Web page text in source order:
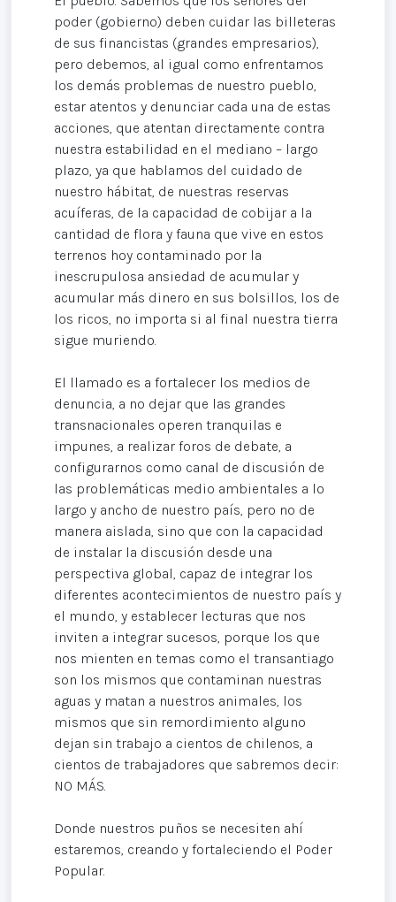
poder (gobierno) deben cuidar las billeteras
de sus financistas (grandes empresarios),
pero debemos, al igual como enfrentamos
los demás problemas de nuestro pueblo,
estar atentos y denunciar cada una de estas
acciones, que atentan directamente contra
nuestra estabilidad en el mediano – largo
plazo, ya que hablamos del cuidado de
nuestro hábitat, de nuestras reservas
acuíferas, de la capacidad de cobijar a la
cantidad de flora y fauna que vive en estos
terrenos hoy contaminado por la
inescrupulosa ansiedad de acumular y
acumular más dinero en sus bolsillos, los de
los ricos, no importa si al final nuestra tierra
sigue muriendo.
El llamado es a fortalecer los medios de
denuncia, a no dejar que las grandes
transnacionales operen tranquilas e
impunes, a realizar foros de debate, a
configurarnos como canal de discusión de
las problemáticas medio ambientales a lo
largo y ancho de nuestro país, pero no de
manera aislada, sino que con la capacidad
de instalar la discusión desde una
perspectiva global, capaz de integrar los
diferentes acontecimientos de nuestro país y
el mundo, y establecer lecturas que nos
inviten a integrar sucesos, porque los que
nos mienten en temas como el transantiago
son los mismos que contaminan nuestras
aguas y matan a nuestros animales, los
mismos que sin remordimiento alguno
dejan sin trabajo a cientos de chilenos, a
cientos de trabajadores que sabremos decir:
NO MÁS.
Donde nuestros puños se necesiten ahí
estaremos, creando y fortaleciendo el Poder
Popular.